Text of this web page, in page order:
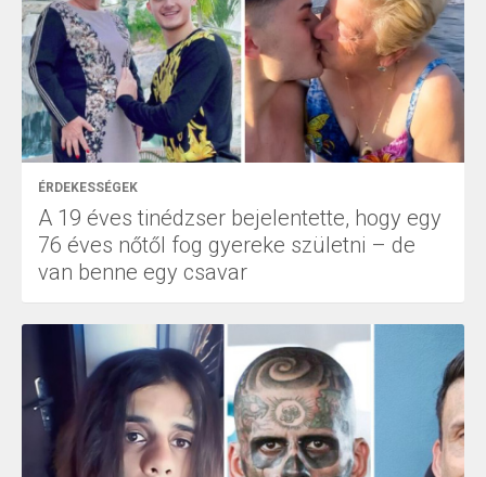
ÉRDEKESSÉGEK
A 19 éves tinédzser bejelentette, hogy egy
76 éves nőtől fog gyereke születni – de
van benne egy csavar